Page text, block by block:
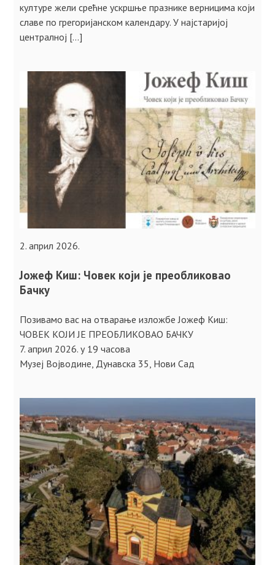
културе жели срећне ускршње празнике верницима који
славе по грегоријанском календару. У најстаријој
централној […]
2. април 2026.
Јожеф Киш: Човек који је преобликовао
Бачку
Позивамо вас на отварање изложбе Јожеф Киш:
ЧОВЕК КОЈИ ЈЕ ПРЕОБЛИКОВАО БАЧКУ
7. април 2026. у 19 часова
Музеј Војводине, Дунавска 35, Нови Сад